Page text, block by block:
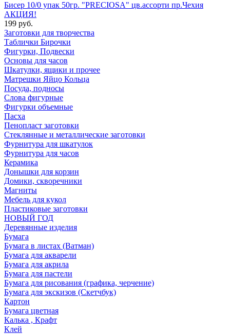
Бисер 10/0 упак 50гр. "PRECIOSA" цв.ассорти пр.Чехия
АКЦИЯ!
199 руб.
Заготовки для творчества
Таблички Бирочки
Фигурки, Подвески
Основы для часов
Шкатулки, ящики и прочее
Матрешки Яйцо Кольца
Посуда, подносы
Слова фигурные
Фигурки объемные
Пасха
Пенопласт заготовки
Стеклянные и металлические заготовки
Фурнитура для шкатулок
Фурнитура для часов
Керамика
Донышки для корзин
Домики, скворечники
Магниты
Мебель для кукол
Пластиковые заготовки
НОВЫЙ ГОД
Деревянные изделия
Бумага
Бумага в листах (Ватман)
Бумага для акварели
Бумага для акрила
Бумага для пастели
Бумага для рисования (графика, черчение)
Бумага для экскизов (Скетчбук)
Картон
Бумага цветная
Калька , Крафт
Клей